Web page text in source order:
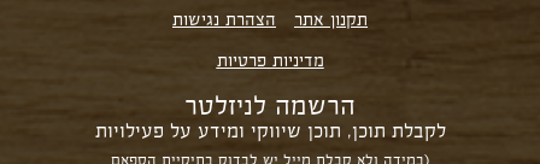
הרשמה לניזלטר
לקבלת תוכן, תוכן שיווקי ומידע על פעילויות
(במידה ולא קבלת מייל יש לבדוק בתיקיית הספאם
תקנון אתר הצהרת נגישות
מדיניות פרטיות